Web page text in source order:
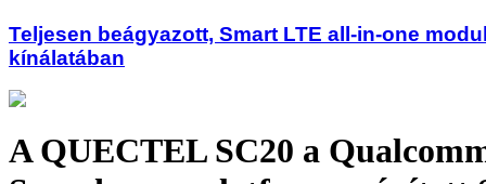
Teljesen beágyazott, Smart LTE all-in-one
kínálatában
A QUECTEL SC20 a